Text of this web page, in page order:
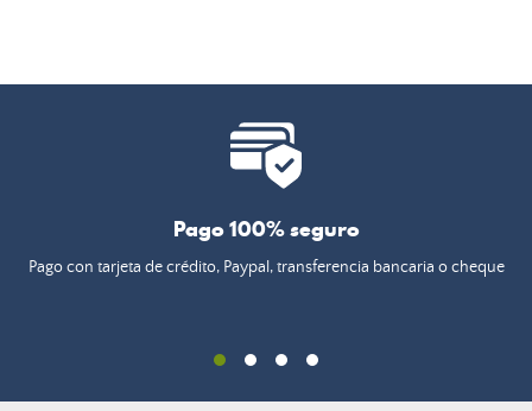
Pago 100% seguro
Pago con tarjeta de crédito, Paypal, transferencia bancaria o cheque